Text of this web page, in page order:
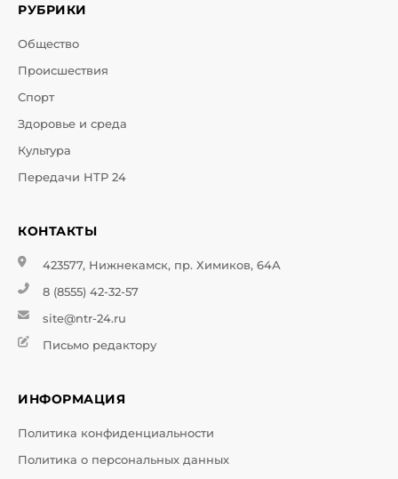
РУБРИКИ
Общество
Происшествия
Спорт
Здоровье и среда
Культура
Передачи НТР 24
КОНТАКТЫ
423577, Нижнекамск, пр. Химиков, 64А
8 (8555) 42-32-57
site@ntr-24.ru
Письмо редактору
ИНФОРМАЦИЯ
Политика конфиденциальности
Политика о персональных данных